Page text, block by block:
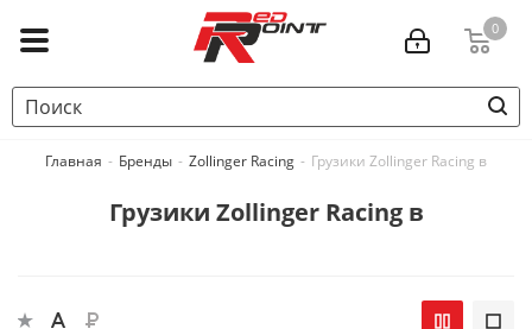
0
Главная - Бренды - Zollinger Racing - Грузики Zollinger Racing в
Грузики Zollinger Racing в